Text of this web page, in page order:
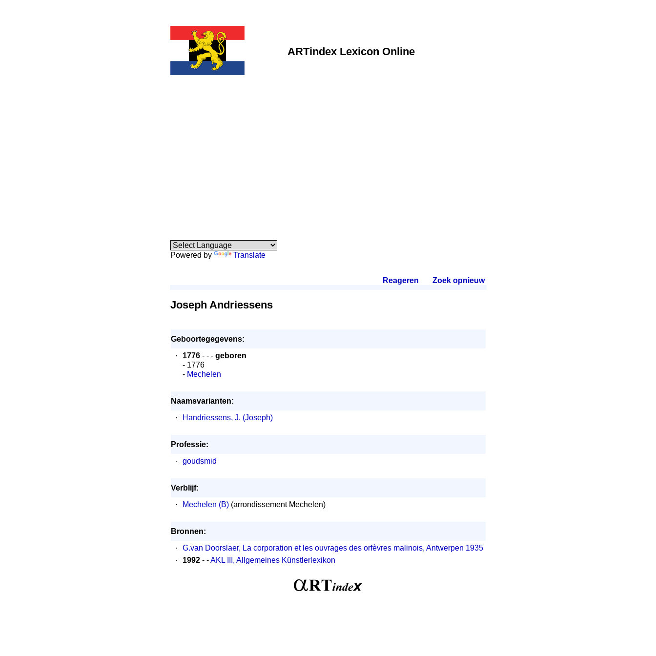
ARTindex Lexicon Online
Powered by Translate
Reageren Zoek opnieuw.
Joseph Andriessens
Geboortegegevens:
·
1776- - - geboren
- 1776
- Mechelen
Naamsvarianten:
·
Handriessens, J. (Joseph)
Professie:
·
goudsmid
Verblijf:
·
Mechelen (B)(arrondissement Mechelen)
Bronnen:
·
G.van Doorslaer, La corporation et les ouvrages des orfèvres malinois, Antwerpen 1935
·
1992- -AKL III, Allgemeines Künstlerlexikon